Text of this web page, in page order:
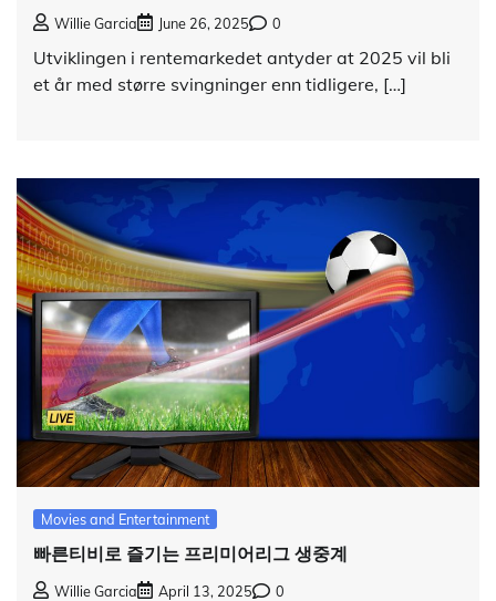
Willie Garcia June 26, 2025 0
Utviklingen i rentemarkedet antyder at 2025 vil bli
et år med større svingninger enn tidligere, […]
Movies and Entertainment
빠른티비로 즐기는 프리미어리그 생중계
Willie Garcia April 13, 2025 0